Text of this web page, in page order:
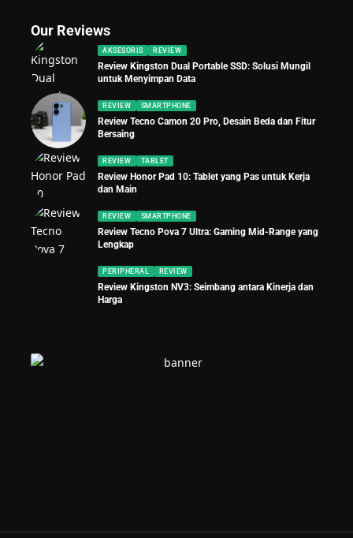
Our Reviews
AKSESORIS REVIEW
Review Kingston Dual Portable SSD: Solusi Mungil
untuk Menyimpan Data
REVIEW SMARTPHONE
Review Tecno Camon 20 Pro, Desain Beda dan Fitur
Bersaing
REVIEW TABLET
Review Honor Pad 10: Tablet yang Pas untuk Kerja
dan Main
REVIEW SMARTPHONE
Review Tecno Pova 7 Ultra: Gaming Mid-Range yang
Lengkap
PERIPHERAL REVIEW
Review Kingston NV3: Seimbang antara Kinerja dan
Harga